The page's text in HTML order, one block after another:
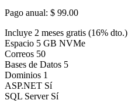
Pago anual: $ 99.00
Incluye 2 meses gratis (16% dto.)
Espacio 5 GB NVMe
Correos 50
Bases de Datos 5
Dominios 1
ASP.NET Sí
SQL Server Sí